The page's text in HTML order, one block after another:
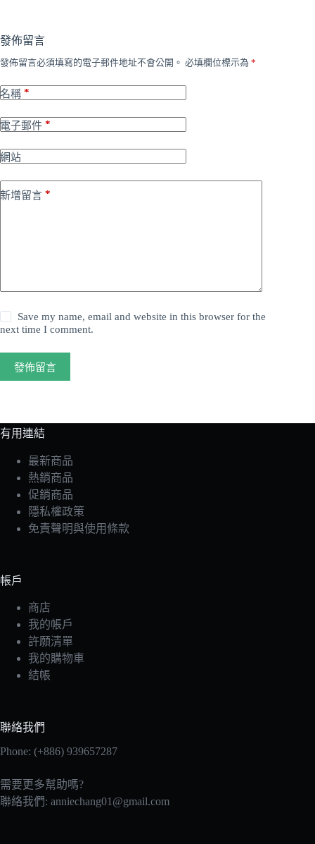
發佈留言
發佈留言必須填寫的電子郵件地址不會公開。 必填欄位標示為 *
名稱 *
電子郵件 *
網站
新增留言 *
Save my name, email and website in this browser for the
next time I comment.
發佈留言
有用連結
最新商品
熱銷商品
促銷商品
隱私權政策
免責聲明與使用條款
帳戶
商店
我的帳戶
許願清單
我的購物車
結帳
聯絡我們
Phone: (+886) 939657287
需要更多幫助嗎?
聯絡我們: anniechang01@gmail.com